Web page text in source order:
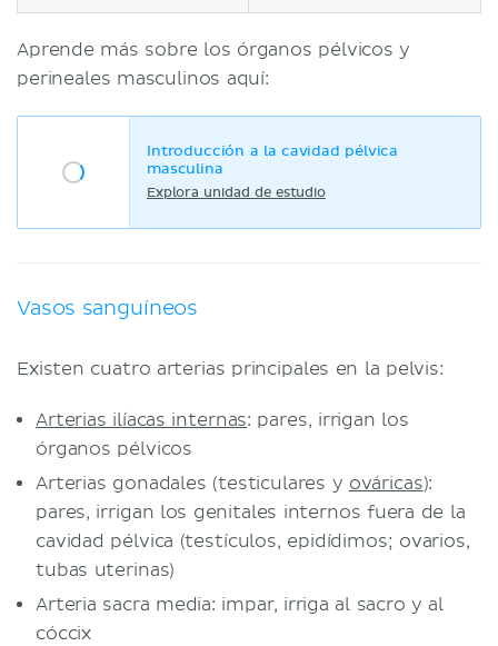
Aprende más sobre los órganos pélvicos y
perineales masculinos aquí:
Introducción a la cavidad pélvica
masculina
Explora unidad de estudio
Vasos sanguíneos
Existen cuatro arterias principales en la pelvis:
Arterias ilíacas internas: pares, irrigan los
órganos pélvicos
Arterias gonadales (testiculares y ováricas):
pares, irrigan los genitales internos fuera de la
cavidad pélvica (testículos, epidídimos; ovarios,
tubas uterinas)
Arteria sacra media: impar, irriga al sacro y al
cóccix